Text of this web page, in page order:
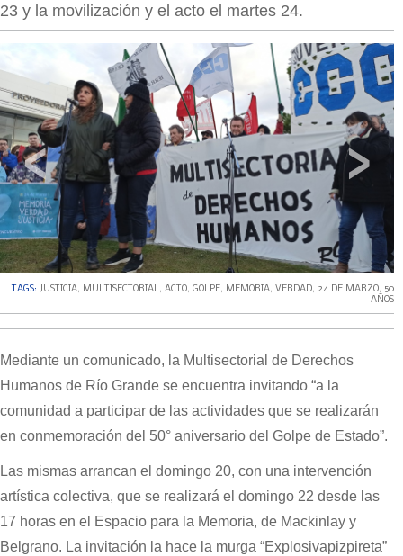
23 y la movilización y el acto el martes 24.
‹ ›
TAGS: JUSTICIA, MULTISECTORIAL, ACTO, GOLPE, MEMORIA, VERDAD, 24 DE MARZO, 50
AÑOS
Mediante un comunicado, la Multisectorial de Derechos
Humanos de Río Grande se encuentra invitando “a la
comunidad a participar de las actividades que se realizarán
en conmemoración del 50° aniversario del Golpe de Estado”.
Las mismas arrancan el domingo 20, con una intervención
artística colectiva, que se realizará el domingo 22 desde las
17 horas en el Espacio para la Memoria, de Mackinlay y
Belgrano. La invitación la hace la murga “Explosivapizpireta”